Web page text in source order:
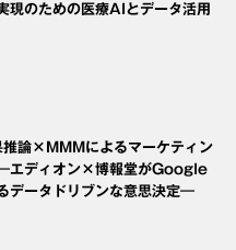
現のための医療AIとデータ活用
推論×MMMによるマーケティン
エディオン×博報堂がGoogle
データドリブンな意思決定―